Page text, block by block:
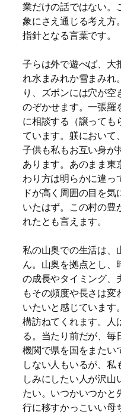
業だけの話ではない。
象にさえ通じる考え方
指針となる言葉です。
子らは外で遊べば、大
れ水まみれか雪まみれ
り、ズボンには穴が
のぞかせます。一張羅
に相談する（譲っても
ています。躾において
子供も私もお互い身が
あります。あのまま東
わり方は明らかに違っ
ドが高く周囲の目を
いたはず。この村の豊
れたとも言えます。
私の山奥での生活は、
ん。山奥を拠点とし、
の成長やタイミング、
もその頻度や長さは
いたいと感じています
構訪ねてくれます。人
る。当たり前だが、毎
機関で県を国をまたい
しない人もいるが、
しみにしたい人が沢
たい。いつかいつかと
行に移すかっこいい母